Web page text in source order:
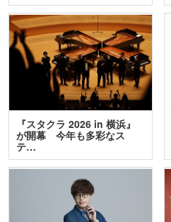
『スタクラ 2026 in 横浜』
が開幕 今年も多彩なス
テ…